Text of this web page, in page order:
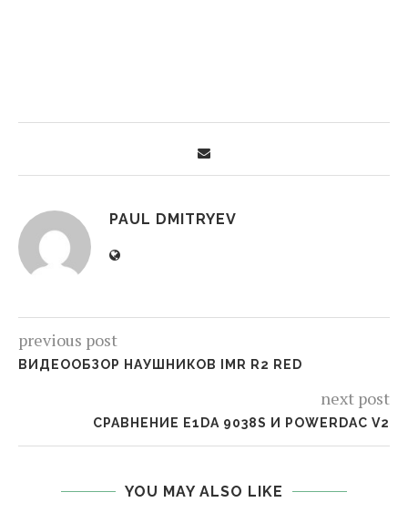
PAUL DMITRYEV
previous post
ВИДЕООБЗОР НАУШНИКОВ IMR R2 RED
next post
СРАВНЕНИЕ E1DA 9038S И POWERDAC V2
YOU MAY ALSO LIKE